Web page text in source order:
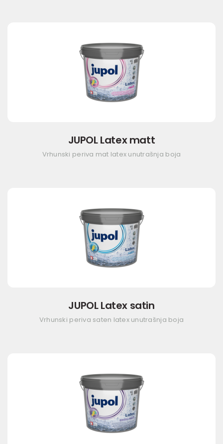
JUPOL Latex matt
Vrhunski periva mat latex unutrašnja boja
JUPOL Latex satin
Vrhunski periva saten latex unutrašnja boja